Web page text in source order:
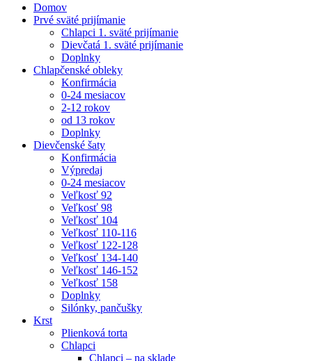
Domov
Prvé sväté prijímanie
Chlapci 1. sväté prijímanie
Dievčatá 1. sväté prijímanie
Doplnky
Chlapčenské obleky
Konfirmácia
0-24 mesiacov
2-12 rokov
od 13 rokov
Doplnky
Dievčenské šaty
Konfirmácia
Výpredaj
0-24 mesiacov
Veľkosť 92
Veľkosť 98
Veľkosť 104
Veľkosť 110-116
Veľkosť 122-128
Veľkosť 134-140
Veľkosť 146-152
Veľkosť 158
Doplnky
Silónky, pančušky
Krst
Plienková torta
Chlapci
Chlapci – na sklade